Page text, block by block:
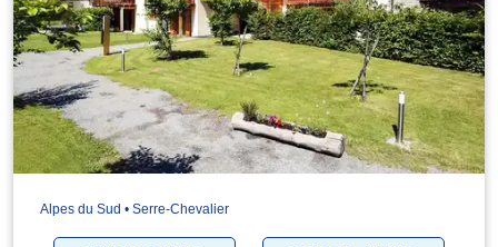
Alpes du Sud • Serre-Chevalier